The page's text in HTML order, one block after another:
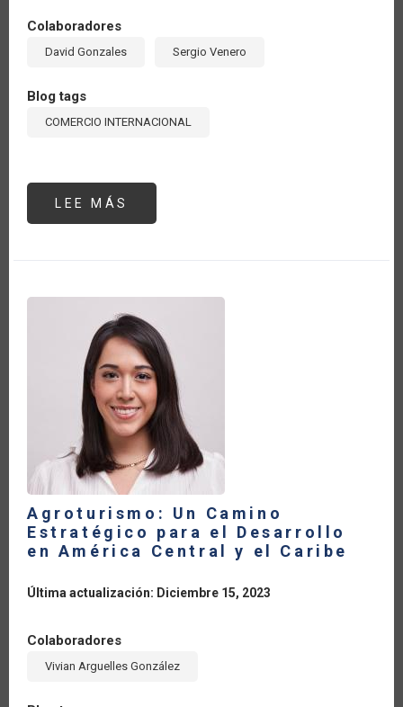
Colaboradores
David Gonzales Sergio Venero
Blog tags
COMERCIO INTERNACIONAL
LEE MÁS
SINUOSO
DEFORESTACIÓN:
UNA
PERSPECTIVA
DESDE
EL
PERÚ
Agroturismo: Un Camino
Estratégico para el Desarrollo
en América Central y el Caribe
Última actualización: Diciembre 15, 2023
Colaboradores
Vivian Arguelles González